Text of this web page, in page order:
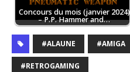
Concours du mois (janvier 2024)
– P.P. Hammer and…
#ALAUNE #AMIGA
#RETROGAMING